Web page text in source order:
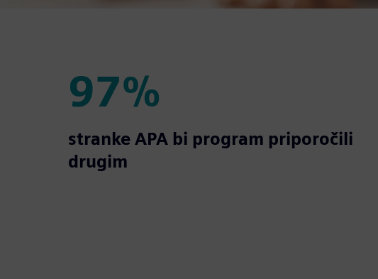
97%
97%
stranke APA bi program priporočili
drugim